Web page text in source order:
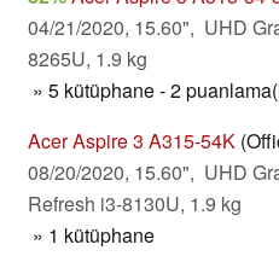
04/21/2020, 15.60", UHD
8265U, 1.9 kg
» 5 kütüphane - 2
Acer Aspire 3 A315-54K
08/20/2020, 15.60", UHD
Refresh i3-8130U, 1.9 kg
» 1 kütüphane